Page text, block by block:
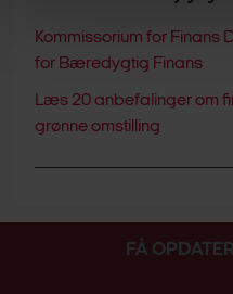
Kommissorium for Finans
for Bæredygtig Finans
Læs 20 anbefalinger om
grønne omstilling
FÅ